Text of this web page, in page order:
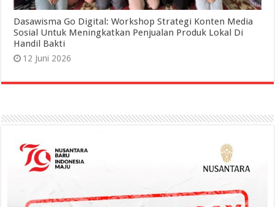
Dasawisma Go Digital: Workshop Strategi Konten Media
Sosial Untuk Meningkatkan Penjualan Produk Lokal Di
Handil Bakti
12 Juni 2026